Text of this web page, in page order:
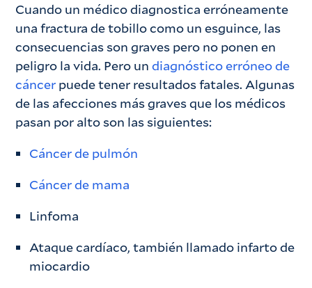
Cuando un médico diagnostica erróneamente
una fractura de tobillo como un esguince, las
consecuencias son graves pero no ponen en
peligro la vida. Pero undiagnóstico erróneo de
cáncer puede tener resultados fatales. Algunas
de las afecciones más graves que los médicos
pasan por alto son las siguientes:
Cáncer de pulmón
Cáncer de mama
Linfoma
Ataque cardíaco, también llamado infarto de
miocardio